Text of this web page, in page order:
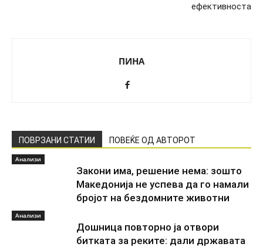
ефективноста
ПИНА
ПОВРЗАНИ СТАТИИ ПОВЕЌЕ ОД АВТОРОТ
Анализи
Закони има, решение нема: зошто
Македонија не успева да го намали
бројот на бездомните животни
Анализи
Дошница повторно ја отвори
битката за реките: дали државата